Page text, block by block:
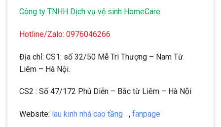
Công ty TNHH Dịch vụ vệ sinh HomeCare
Hotline/Zalo: 0976046266
Địa chỉ: CS1: số 32/50 Mễ Trì Thượng – Nam Từ
Liêm – Hà Nội.
CS2 : Số 47/172 Phú Diễn – Bắc từ Liêm – Hà Nội
Website: lau kinh nhà cao tầng , fanpage